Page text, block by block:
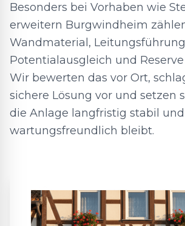
Besonders bei Vorhaben wie
erweitern Burgwindheim
Wandmaterial,
Potentialausgleich und
Wir bewerten das vor Ort,
sichere Lösung vor und setzen
die Anlage langfristig stabil und
wartungsfreundlich bleibt.